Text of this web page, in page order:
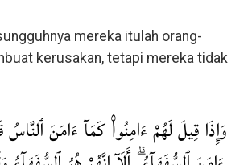
mereka itulah orang-
kerusakan, tetapi mereka tidak
وَإِذَا قِيلَ لَهُمْ ءَامِنُوا۟ كَمَآ ءَامَنَ ٱلنَّاسُ